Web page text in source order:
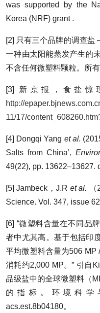
was supported by the
Korea (NRF) grant .
[2] 只有三个品牌的调查盐
一种由太阳能蒸发产生的
不含任何微塑料颗粒。所
[3] 新京报，食盐惊
http://
11/17/
[4] Dongqi Yang et al.
Salts from China’,
49(22), pp. 13622–13627.
[5] Jambeck，J.R et al. （
Science. Vol. 347, issue
[6] “微塑料含量在不同品
者中尤其高。基于包括印
平均微塑料含量为506 MP
消耗约2,000 MP。” 引自
品级盐中的全球微塑料（
的指标。环境科学
acs.est.8b04180。